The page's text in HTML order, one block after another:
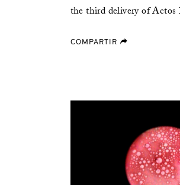
the third delivery of
COMPARTIR forward